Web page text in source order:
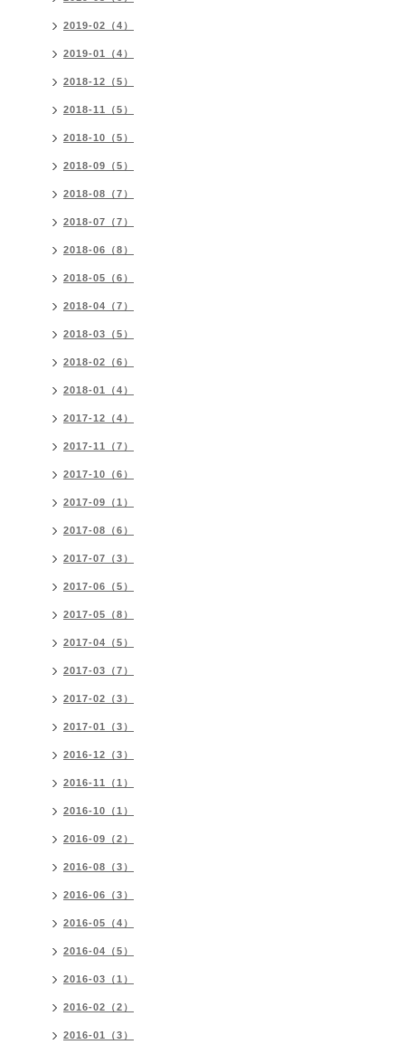
2019-02（4）
2019-01（4）
2018-12（5）
2018-11（5）
2018-10（5）
2018-09（5）
2018-08（7）
2018-07（7）
2018-06（8）
2018-05（6）
2018-04（7）
2018-03（5）
2018-02（6）
2018-01（4）
2017-12（4）
2017-11（7）
2017-10（6）
2017-09（1）
2017-08（6）
2017-07（3）
2017-06（5）
2017-05（8）
2017-04（5）
2017-03（7）
2017-02（3）
2017-01（3）
2016-12（3）
2016-11（1）
2016-10（1）
2016-09（2）
2016-08（3）
2016-06（3）
2016-05（4）
2016-04（5）
2016-03（1）
2016-02（2）
2016-01（3）